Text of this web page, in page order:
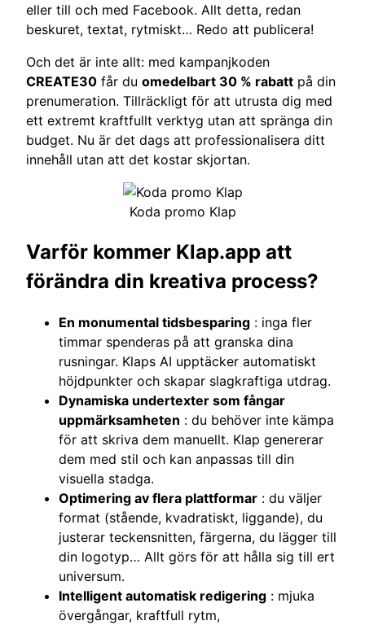
eller till och med Facebook. Allt detta, redan
beskuret, textat, rytmiskt… Redo att publicera!
Och det är inte allt: med kampanjkoden
CREATE30 får du omedelbart 30 % rabatt på din
prenumeration. Tillräckligt för att utrusta dig med
ett extremt kraftfullt verktyg utan att spränga din
budget. Nu är det dags att professionalisera ditt
innehåll utan att det kostar skjortan.
Koda promo Klap
Varför kommer Klap.app att
förändra din kreativa process?
En monumental tidsbesparing : inga fler
timmar spenderas på att granska dina
rusningar. Klaps AI upptäcker automatiskt
höjdpunkter och skapar slagkraftiga utdrag.
Dynamiska undertexter som fångar
uppmärksamheten : du behöver inte kämpa
för att skriva dem manuellt. Klap genererar
dem med stil och kan anpassas till din
visuella stadga.
Optimering av flera plattformar : du väljer
format (stående, kvadratiskt, liggande), du
justerar teckensnitten, färgerna, du lägger till
din logotyp… Allt görs för att hålla sig till ert
universum.
Intelligent automatisk redigering : mjuka
övergångar, kraftfull rytm,